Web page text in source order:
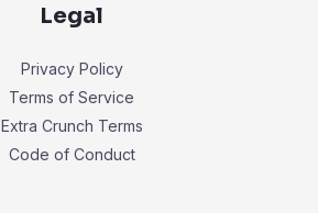
Legal
Privacy Policy
Terms of Service
Extra Crunch Terms
Code of Conduct